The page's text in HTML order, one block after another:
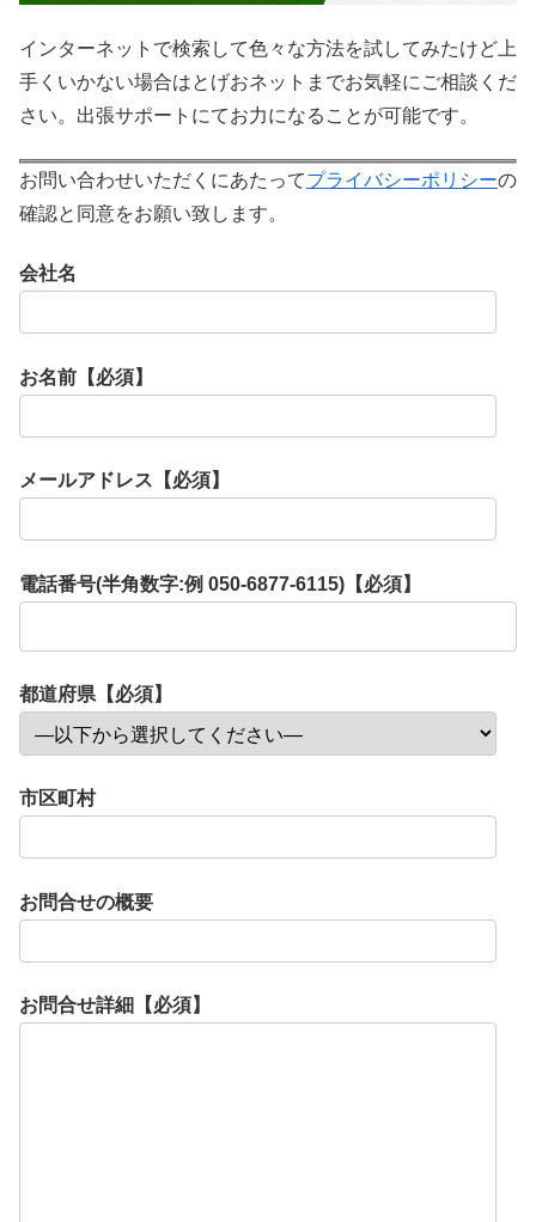
インターネットで検索して色々な方法を試してみたけど上
手くいかない場合はとげおネットまでお気軽にご相談くだ
さい。出張サポートにてお力になることが可能です。
お問い合わせいただくにあたってプライバシーポリシーの
確認と同意をお願い致します。
会社名
お名前【必須】
メールアドレス【必須】
電話番号(半角数字:例 050-6877-6115)【必須】
都道府県【必須】
市区町村
お問合せの概要
お問合せ詳細【必須】